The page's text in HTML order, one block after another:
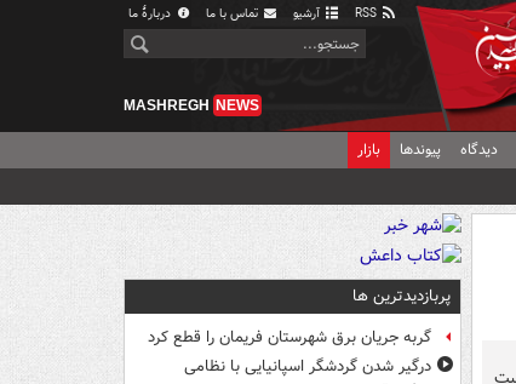
آرشیو تماس با ما دربارهٔ ما
MASHREGH NEWS
دیدگاه پیوندها بازار
پربازدیدترین ها
گربه جریان برق شهرستان فریمان را قطع کرد
درگیر شدن گردشگر اسپانیایی با نظامی